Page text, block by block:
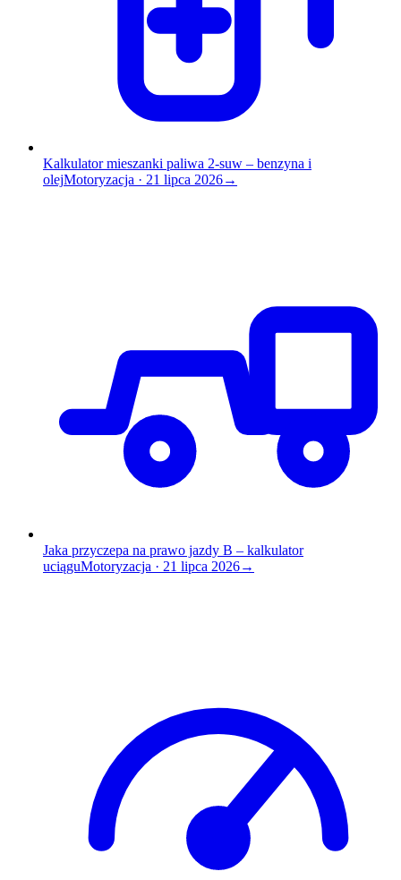
Kalkulator mieszanki paliwa 2-suw – benzyna i
olejMotoryzacja · 21 lipca 2026→
Jaka przyczepa na prawo jazdy B – kalkulator
uciąguMotoryzacja · 21 lipca 2026→